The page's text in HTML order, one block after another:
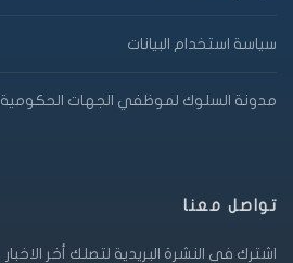
سياسة استخدام البيانات
مدونة السلوك لموظفي الجهات الحكومية
تواصل معنا
اشترك فى النشرة البريدية لتصلك أخر الاخبار